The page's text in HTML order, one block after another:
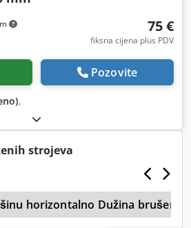
75 €
fiksna cijena plus PDV
Pozovite
,
strojeva
horizontalno Dužina brušenja